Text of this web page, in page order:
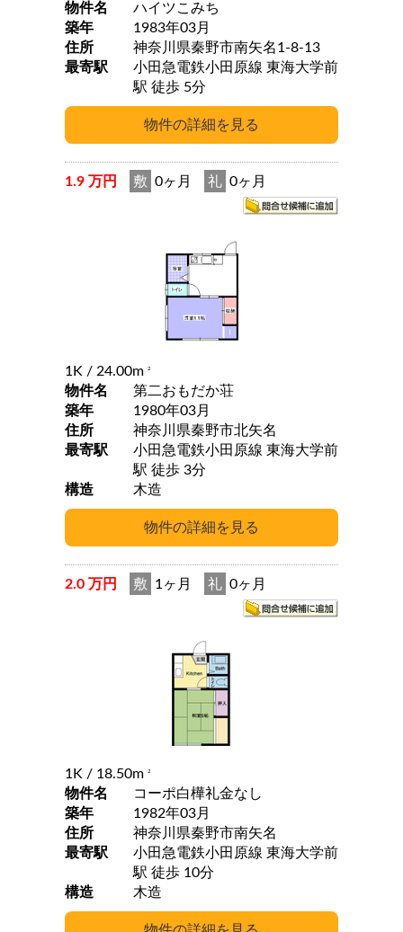
物件名
ハイツこみち
築年
1983年03月
住所
神奈川県秦野市南矢名1-8-13
最寄駅
小田急電鉄小田原線 東海大学前
駅 徒歩 5分
1.9 万円 敷 0ヶ月 礼 0ヶ月
1K / 24.00m 2
物件名
第二おもだか荘
築年
1980年03月
住所
神奈川県秦野市北矢名
最寄駅
小田急電鉄小田原線 東海大学前
駅 徒歩 3分
構造
木造
2.0 万円 敷 1ヶ月 礼 0ヶ月
1K / 18.50m 2
物件名
コーポ白樺礼金なし
築年
1982年03月
住所
神奈川県秦野市南矢名
最寄駅
小田急電鉄小田原線 東海大学前
駅 徒歩 10分
構造
木造